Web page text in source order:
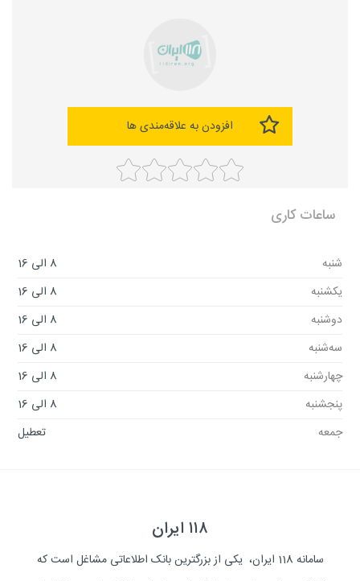
افزودن به علاقه‌مندی ها
ساعات کاری
شنبه
8 الی 16
یکشنبه
8 الی 16
دوشنبه
8 الی 16
سه‌شنبه
8 الی 16
چهارشنبه
8 الی 16
پنجشنبه
8 الی 16
جمعه
تعطیل
۱۱۸ ایران
سامانه 118 ایران، یکی از بزرگترین بانک اطلاعاتی مشاغل است که